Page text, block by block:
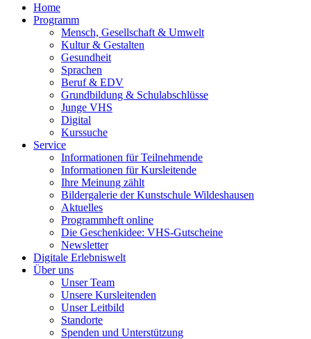
Home
Programm
Mensch, Gesellschaft & Umwelt
Kultur & Gestalten
Gesundheit
Sprachen
Beruf & EDV
Grundbildung & Schulabschlüsse
Junge VHS
Digital
Kurssuche
Service
Informationen für Teilnehmende
Informationen für Kursleitende
Ihre Meinung zählt
Bildergalerie der Kunstschule Wildeshausen
Aktuelles
Programmheft online
Die Geschenkidee: VHS-Gutscheine
Newsletter
Digitale Erlebniswelt
Über uns
Unser Team
Unsere Kursleitenden
Unser Leitbild
Standorte
Spenden und Unterstützung